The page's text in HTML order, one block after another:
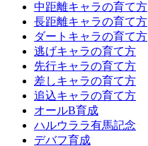
中距離キャラの育て方
長距離キャラの育て方
ダートキャラの育て方
逃げキャラの育て方
先行キャラの育て方
差しキャラの育て方
追込キャラの育て方
オールB育成
ハルウララ有馬記念
デバフ育成